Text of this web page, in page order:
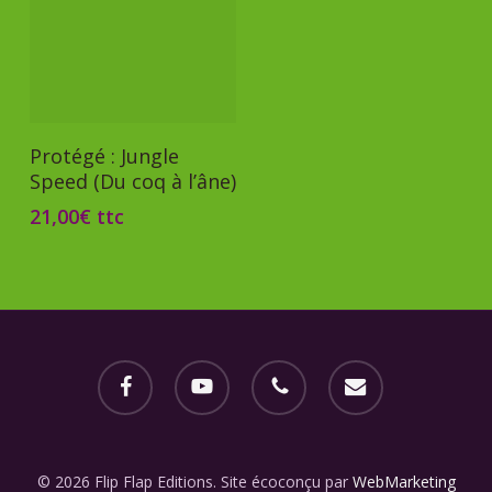
Ajouter Au Panier
Protégé : Jungle
Speed (Du coq à l’âne)
21,00€ ttc
facebook youtube phone email
© 2026 Flip Flap Editions. Site écoconçu par WebMarketing